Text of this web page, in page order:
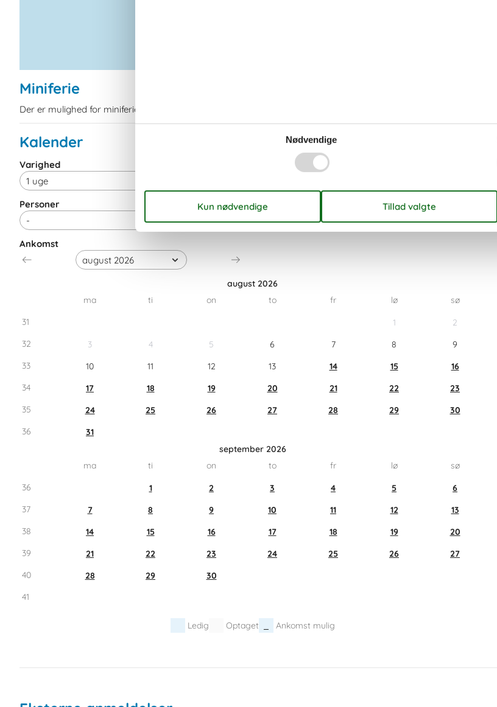
Miniferie
Der er mulighed for miniferie hele året.
Kalender
Ankomst
august 2026
ma
ti on to fr lø
sø
31
1
2
32
3 4 5 6 7 8
9
33
10 11 12 13 14 15
16
34
17 18 19 20 21 22
23
35
24 25 26 27 28 29
30
36
31
september 2026
ma
ti on to fr lø
sø
36
1 2 3 4 5
6
37
7 8 9 10 11 12
13
38
14 15 16 17 18 19
20
39
21 22 23 24 25 26
27
40
28 29
30
41
Ledig Optaget Ankomst mulig
Varighed
Personer
Nødvendige